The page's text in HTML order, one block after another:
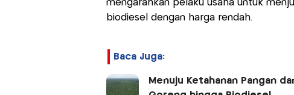
mengarahkan pelaku usaha untuk
biodiesel dengan harga rendah.
Baca Juga:
Menuju Ketahanan Pangan